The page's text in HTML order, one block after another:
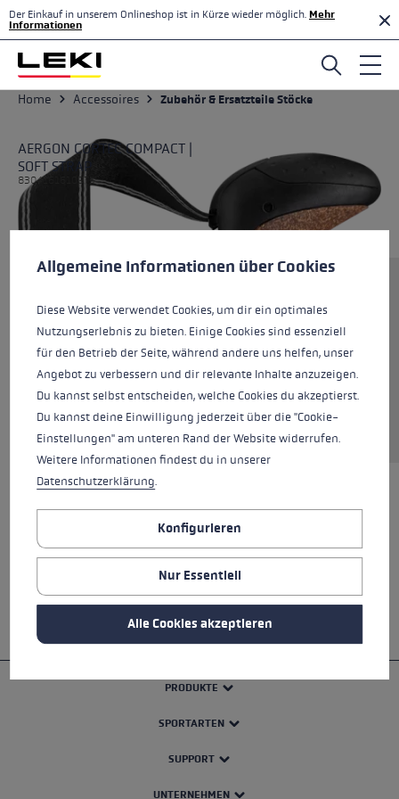
Zum Hauptinhalt springen
Der Einkauf in unserem Onlineshop ist in Kürze wieder möglich. Mehr
Informationen
Home Accessoires Zubehör & Ersatzteile Stöcke
AERGON CORTEC COMPACT |
SOFT STRAP
8304161610975
Farben black-brown
ALLE EIGENSCHAFTEN
SICHERHEITSHINWEISE
PRODUKTE
SPORTARTEN
SUPPORT
UNTERNEHMEN
Cookie-Voreinstellungen
Allgemeine Informationen über Cookies
Diese Website verwendet Cookies, um dir ein optimales
Nutzungserlebnis zu bieten. Einige Cookies sind essenziell
für den Betrieb der Seite, während andere uns helfen, unser
Angebot zu verbessern und dir relevante Inhalte anzuzeigen.
Du kannst selbst entscheiden, welche Cookies du akzeptierst.
Du kannst deine Einwilligung jederzeit über die "Cookie-
Einstellungen" am unteren Rand der Website widerrufen.
Weitere Informationen findest du in unserer
Datenschutzerklärung.
Konfigurieren
Nur Essentiell
Alle Cookies akzeptieren